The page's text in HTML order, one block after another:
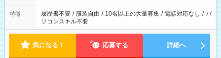
特徴 履歴書不要 / 服装自由 / 10名以上の大量募集 / 電話対応なし / パ
ソコンスキル不要
気になる！ 応募する 詳細へ